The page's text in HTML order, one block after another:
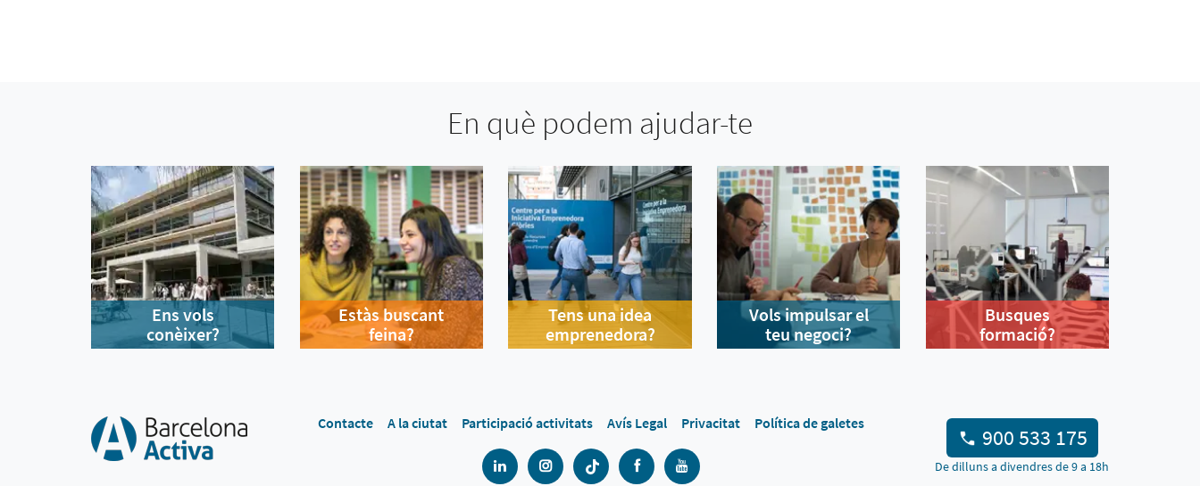
En què podem ajudar-te
Ens vols
conèixer?
Estàs buscant
feina?
Tens una idea
emprenedora?
Vols impulsar el
teu negoci?
Busques
formació?
Contacte A la ciutat Participació activitats Avís Legal Privacitat Política de galetes
900 533 175
De dilluns a divendres de 9 a 18h